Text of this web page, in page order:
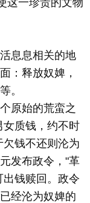
这一珍贵的文物
息息相关的地
：释放奴婢，
。
原始的荒蛮之
质钱，约不时
钱不还则沦为
发布政令，"革
钱赎回。政令
经沦为奴婢的